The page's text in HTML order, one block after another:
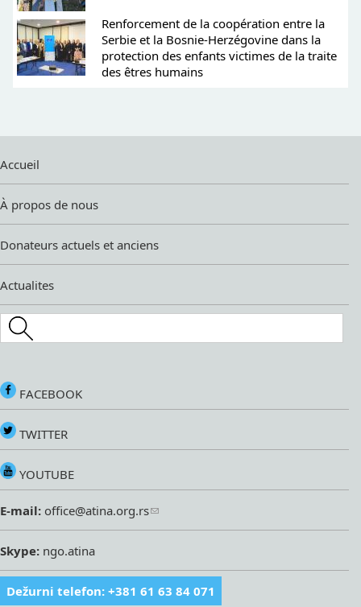
Renforcement de la coopération entre la
Serbie et la Bosnie-Herzégovine dans la
protection des enfants victimes de la traite
des êtres humains
Accueil
À propos de nous
Donateurs actuels et anciens
Actualites
Search this site
FACEBOOK
TWITTER
YOUTUBE
E-mail: office@atina.org.rs
Skype: ngo.atina
Dežurni telefon: +381 61 63 84 071